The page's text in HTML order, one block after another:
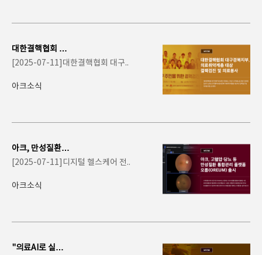
대한결핵협회 대
구경북지부, 의료
취약계층 대상 결
핵..
[2025-07-11]대한결핵협회 대구..
아크소식
아크, 만성질환
통합관리 플랫폼
오름(OREUM)
출시
[2025-07-11]디지털 헬스케어 전..
아크소식
"의료AI로 실명